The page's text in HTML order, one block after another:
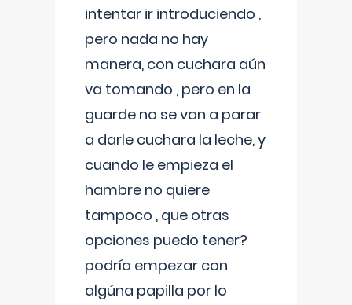
intentar ir introduciendo ,
pero nada no hay
manera, con cuchara aún
va tomando , pero en la
guarde no se van a parar
a darle cuchara la leche, y
cuando le empieza el
hambre no quiere
tampoco , que otras
opciones puedo tener?
podría empezar con
algúna papilla por lo